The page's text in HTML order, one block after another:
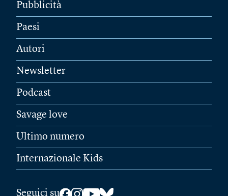
Pubblicità
Paesi
Autori
Newsletter
Podcast
Savage love
Ultimo numero
Internazionale Kids
Seguici su